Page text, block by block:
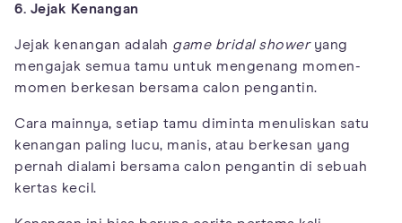
6. Jejak Kenangan
Jejak kenangan adalah game bridal showeryang
mengajak semua tamu untuk mengenang momen-
momen berkesan bersama calon pengantin.
Cara mainnya, setiap tamu diminta menuliskan satu
kenangan paling lucu, manis, atau berkesan yang
pernah dialami bersama calon pengantin di sebuah
kertas kecil.